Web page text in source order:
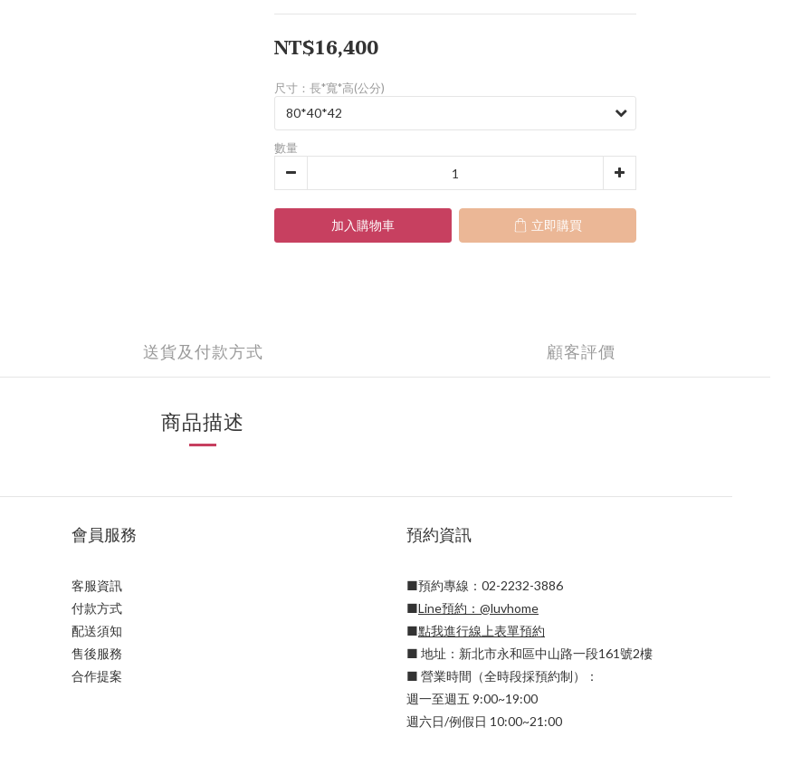
NT$16,400
尺寸：長*寬*高(公分)
數量
加入購物車 立即購買
送貨及付款方式 顧客評價
商品描述
會員服務
客服資訊
付款方式
配送須知
售後服務
合作提案
預約資訊
■預約專線：02-2232-3886
■Line預約： @luvhome
■點我進行線上表單預約
■ 地址：新北市永和區中山路一段161號2樓
■ 營業時間（全時段採預約制）：
週一至週五 9:00~19:00
週六日/例假日 10:00~21:00